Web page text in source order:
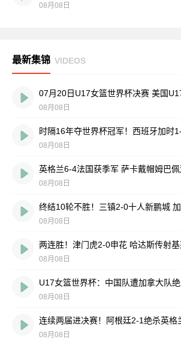
08月08日
最新集锦 VIDEOS
08月08日
08月08日
08月08日
08月08日
08月08日
08月08日
08月08日